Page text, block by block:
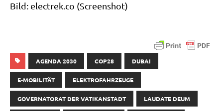
Bild: elect​rek​.co (Screen­shot)
AGENDA 2030 COP28 DUBAI
E-MOBILITÄT ELEKTROFAHRZEUGE
GOVERNATORAT DER VATIKANSTADT LAUDATE DEUM